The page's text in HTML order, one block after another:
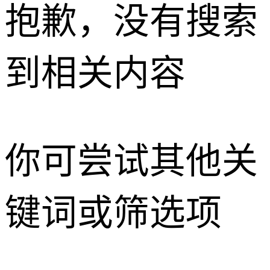
抱歉，没有搜索
到相关内容
你可尝试其他关
键词或筛选项